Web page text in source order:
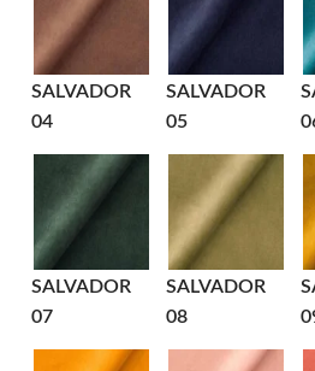
SALVADOR
04
SALVADOR
05
SALVADOR
07
SALVADOR
08